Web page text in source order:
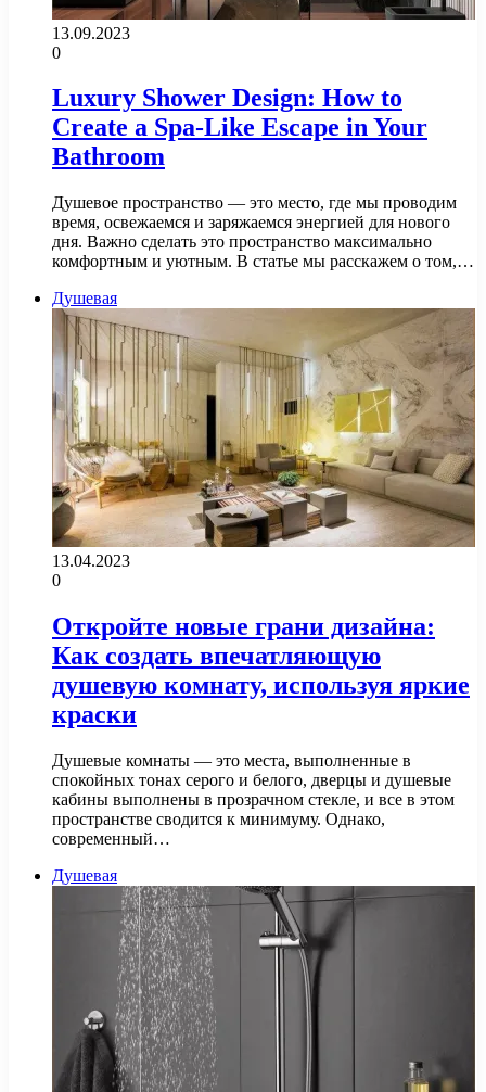
13.09.2023
0
Luxury Shower Design: How to
Create a Spa-Like Escape in Your
Bathroom
Душевое пространство — это место, где мы проводим
время, освежаемся и заряжаемся энергией для нового
дня. Важно сделать это пространство максимально
комфортным и уютным. В статье мы расскажем о том,…
Душевая
13.04.2023
0
Откройте новые грани дизайна:
Как создать впечатляющую
душевую комнату, используя яркие
краски
Душевые комнаты — это места, выполненные в
спокойных тонах серого и белого, дверцы и душевые
кабины выполнены в прозрачном стекле, и все в этом
пространстве сводится к минимуму. Однако,
современный…
Душевая